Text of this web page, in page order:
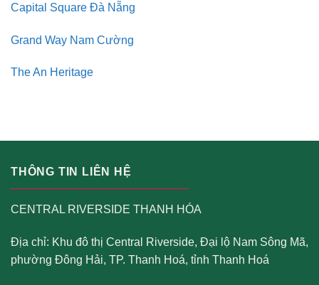
Capital Square Đà Nẵng
Grand Way Nam Cường
The An Heritage
THÔNG TIN LIÊN HỆ
CENTRAL RIVERSIDE THANH HÓA
Địa chỉ: Khu đô thị Central Riverside, Đại lộ Nam Sông Mã,
phường Đông Hải, TP. Thanh Hoá, tỉnh Thanh Hoá